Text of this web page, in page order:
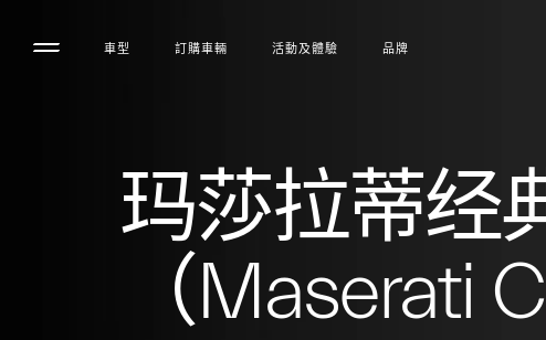
車型 訂購車輛 活動及體驗 品牌
玛莎拉蒂经
（Maserati